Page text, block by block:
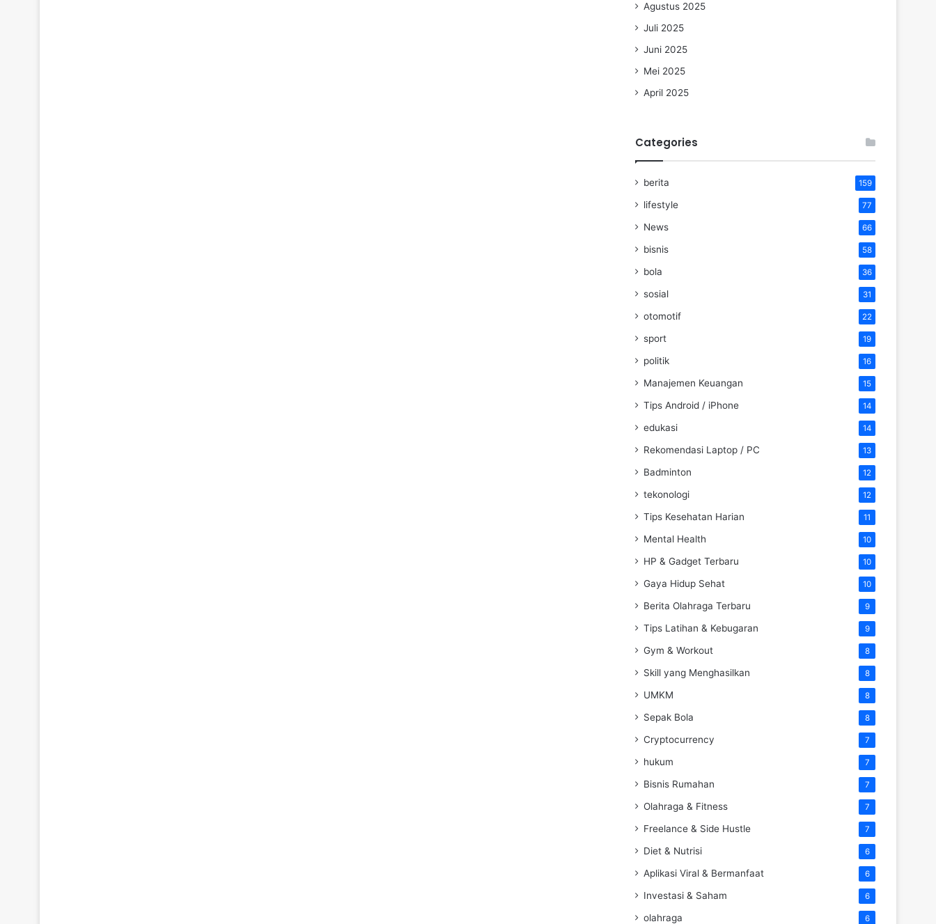
Agustus 2025
Juli 2025
Juni 2025
Mei 2025
April 2025
Categories
berita 159
lifestyle 77
News 66
bisnis 58
bola 36
sosial 31
otomotif 22
sport 19
politik 16
Manajemen Keuangan 15
Tips Android / iPhone 14
edukasi 14
Rekomendasi Laptop / PC 13
Badminton 12
tekonologi 12
Tips Kesehatan Harian 11
Mental Health 10
HP & Gadget Terbaru 10
Gaya Hidup Sehat 10
Berita Olahraga Terbaru 9
Tips Latihan & Kebugaran 9
Gym & Workout 8
Skill yang Menghasilkan 8
UMKM 8
Sepak Bola 8
Cryptocurrency 7
hukum 7
Bisnis Rumahan 7
Olahraga & Fitness 7
Freelance & Side Hustle 7
Diet & Nutrisi 6
Aplikasi Viral & Bermanfaat 6
Investasi & Saham 6
olahraga 6